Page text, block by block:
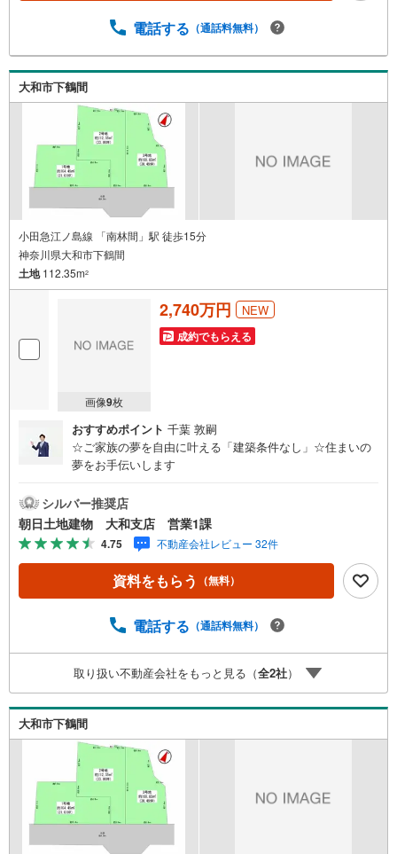
費用の概算も行っております。人生最大のお買い物になり
頂きます。◆優遇金利にこだわる◆大きな金額を長期間で
返済する住宅ローンは優遇金利が0.1％変わるだけで、支払
い総額に大きな変化が生じます。取引の多い弊社は金融機
関の特色、傾向、トレンドを熟知しておりますので、お客
様のニーズにあった金融機関をご紹介させて頂きます。
電話する （通話料無料）
大和市下鶴間
小田急江ノ島線 「南林間」駅 徒歩15分
神奈川県大和市下鶴間
土地112.35m2
画像9枚
2,740万円 NEW
成約でもらえる
おすすめポイント 千葉 敦嗣
☆ご家族の夢を自由に叶える「建築条件なし」☆住まいの
夢をお手伝いします
シルバー推奨店
朝日土地建物 大和支店 営業1課
4.75 不動産会社レビュー 32件
資料をもらう （無料）
電話する （通話料無料）
取り扱い不動産会社をもっと見る（全2社）
大和市下鶴間